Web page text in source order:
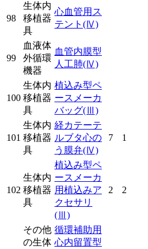
98
生体内
移植器
具
心血管用ス
テント (Ⅳ)
99
血液体
外循環
機器
血管内膜型
人工肺(Ⅳ)
100
生体内
移植器
具
植込み型ペ
ースメーカ
バッグ(Ⅲ)
101
生体内
移植器
具
経カテーテ
ルブタ心の
う膜弁(Ⅳ)
7 1
102
生体内
移植器
具
植込み型ペ
ースメーカ
用植込みア
クセサリ
(Ⅲ)
2 2
その他
の生体
循環補助用
心内留置型